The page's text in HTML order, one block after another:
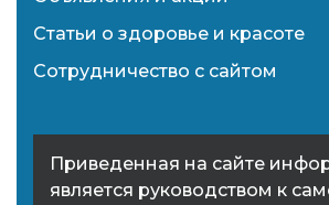
Статьи о здоровье и красоте
Сотрудничество с сайтом
Приведенная на сайте
является руководством к